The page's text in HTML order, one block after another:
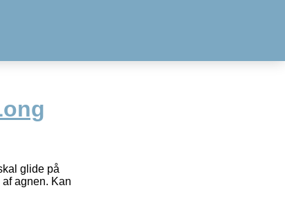
glide på
agnen. Kan